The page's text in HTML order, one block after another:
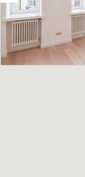
ВИД НА ЖИТЕЛЬСТВО
КОНТАКТЫ